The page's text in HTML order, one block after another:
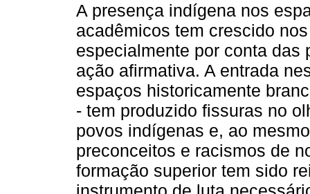
A presença indígena nos
acadêmicos tem crescido
especialmente por conta das
ação afirmativa. A entrada
espaços historicamente
- tem produzido fissuras no
povos indígenas e, ao
preconceitos e racismos de
formação superior tem sido